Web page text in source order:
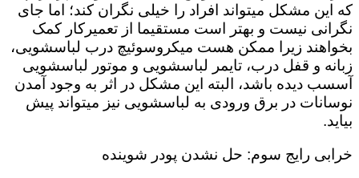
که این مشکل میتواند افراد را خیلی نگران کند؛ اما جای
نگرانی نیست و بهتر است مستقیما از تعمیرکار کمک
بخواهند زیرا ممکن هست میکروسوئیچ درب لباسشویی،
زبانه و قفل درب، تایمر لباسشویی و موتور لباسشویی
آسسب دیده باشد، البته این مشکل در اثر به وجود آمدن
نوسانات در برق ورودی به لباسشویی نیز میتواند پیش
بیاید.
خرابی رایج سوم: حل نشدن پودر شوینده